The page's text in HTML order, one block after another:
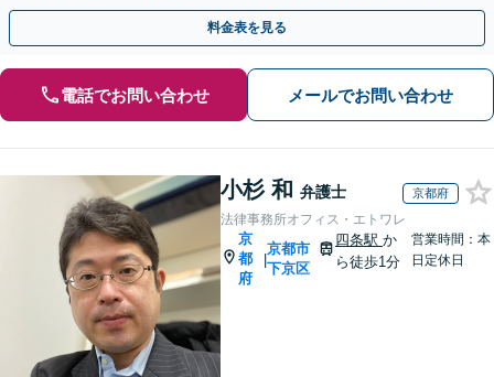
せんか。【初回相談無料】
料金表を見る
電話でお問い合わせ メールでお問い合わせ
小杉 和 弁護士 京都府
法律事務所オフィス・エトワレ
京
都
府
|
京都市
下京区
四条駅 か
ら徒歩1分
営業時間：本
日定休日